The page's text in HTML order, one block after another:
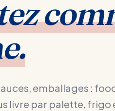
emballages :
livre par palette,